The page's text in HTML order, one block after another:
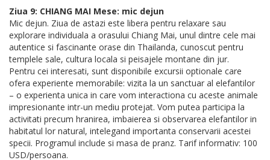
Ziua 9: CHIANG MAI Mese: mic dejun
Mic dejun. Ziua de astazi este libera pentru relaxare sau
explorare individuala a orasului Chiang Mai, unul dintre cele mai
autentice si fascinante orase din Thailanda, cunoscut pentru
templele sale, cultura locala si peisajele montane din jur.
Pentru cei interesati, sunt disponibile excursii optionale care
ofera experiente memorabile: vizita la un sanctuar al elefantilor
– o experienta unica in care vom interactiona cu aceste animale
impresionante intr-un mediu protejat. Vom putea participa la
activitati precum hranirea, imbaierea si observarea elefantilor in
habitatul lor natural, intelegand importanta conservarii acestei
specii. Programul include si masa de pranz. Tarif informativ: 100
USD/persoana.